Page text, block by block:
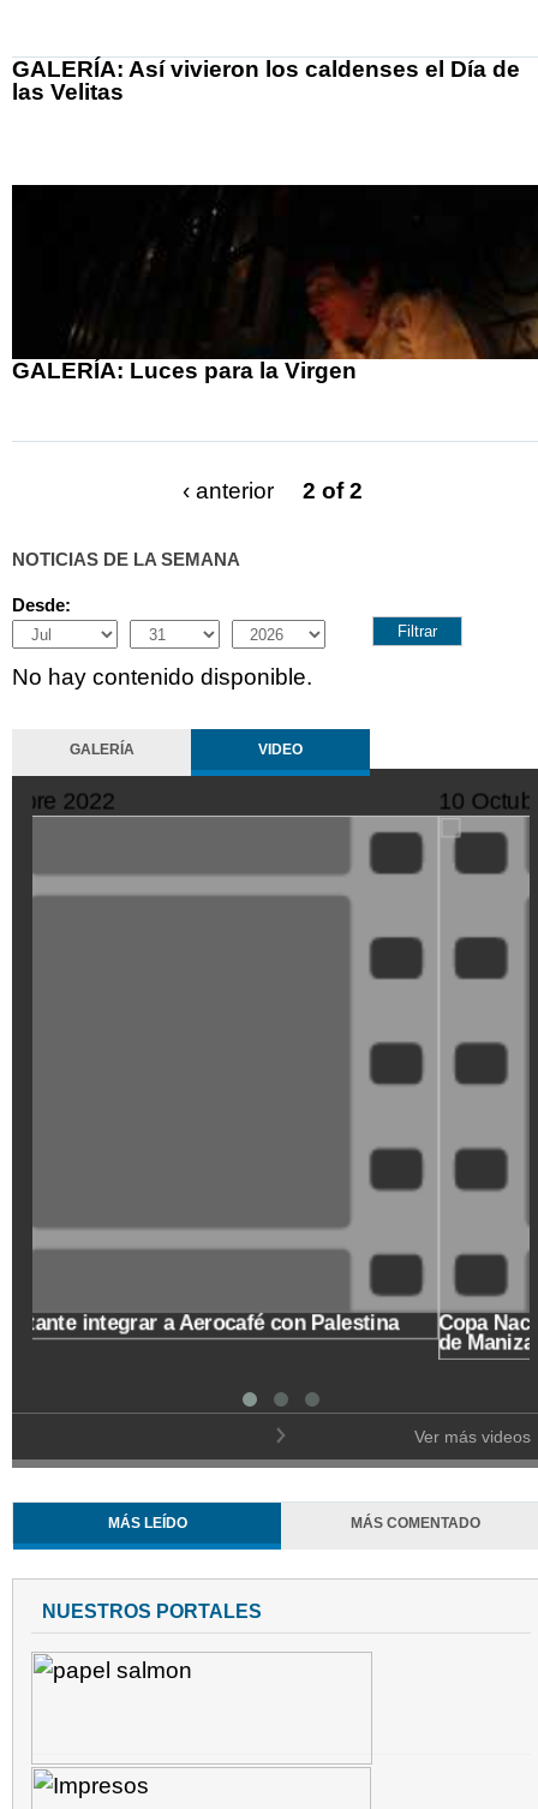
GALERÍA: Así vivieron los caldenses el Día de
las Velitas
GALERÍA: Luces para la Virgen
‹ anterior 2 of 2
NOTICIAS DE LA SEMANA
Desde:
Month
Day Year
No hay contenido disponible.
GALERÍA VIDEO
11 Octubre 2022
SeQiPrxjl-
M
Un Café de origen caldense, para hablar de cómo
recibe el departamento los Juegos Nacionales del
Ver más videos
MÁS LEÍDO MÁS COMENTADO
NUESTROS PORTALES